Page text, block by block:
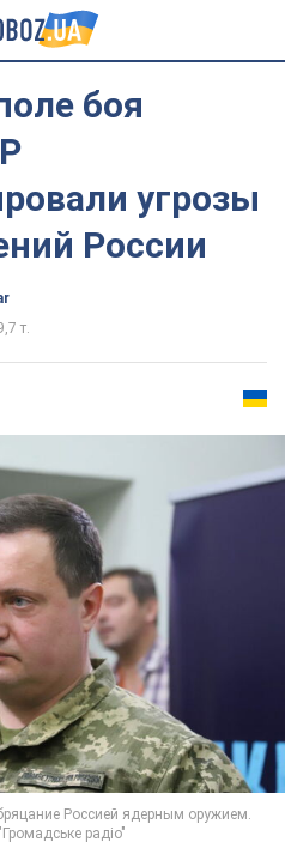
боя
угрозы
России
т.